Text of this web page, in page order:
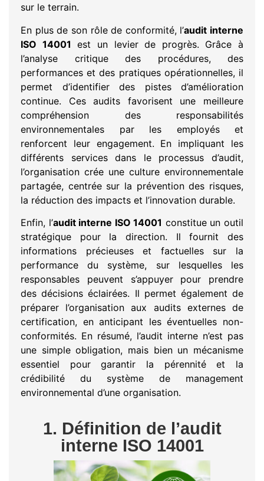
sur le terrain.
En plus de son rôle de conformité, l’audit interne
ISO 14001 est un levier de progrès. Grâce à
l’analyse critique des procédures, des
performances et des pratiques opérationnelles, il
permet d’identifier des pistes d’amélioration
continue. Ces audits favorisent une meilleure
compréhension des responsabilités
environnementales par les employés et
renforcent leur engagement. En impliquant les
différents services dans le processus d’audit,
l’organisation crée une culture environnementale
partagée, centrée sur la prévention des risques,
la réduction des impacts et l’innovation durable.
Enfin, l’audit interne ISO 14001 constitue un outil
stratégique pour la direction. Il fournit des
informations précieuses et factuelles sur la
performance du système, sur lesquelles les
responsables peuvent s’appuyer pour prendre
des décisions éclairées. Il permet également de
préparer l’organisation aux audits externes de
certification, en anticipant les éventuelles non-
conformités. En résumé, l’audit interne n’est pas
une simple obligation, mais bien un mécanisme
essentiel pour garantir la pérennité et la
crédibilité du système de management
environnemental d’une organisation.
1. Définition de l’audit
interne ISO 14001